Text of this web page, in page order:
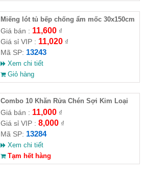
Miếng lót tủ bếp chống ẩm mốc 30x150cm
Giá bán : 11,600₫
Giá sỉ VIP : 11,020₫
Mã SP: 13243
Xem chi tiết
Giỏ hàng
Combo 10 Khăn Rửa Chén Sợi Kim Loại
Giá bán : 11,000₫
Giá sỉ VIP : 8,000₫
Mã SP: 13284
Xem chi tiết
Tạm hết hàng